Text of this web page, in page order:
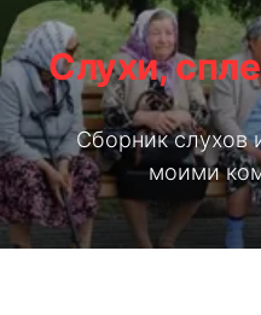
Слухи,
Сборник слухов
моими